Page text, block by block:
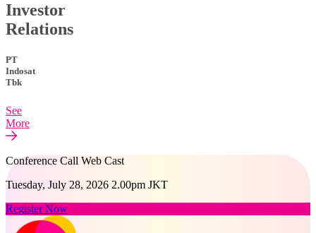
Investor
Relations
PT
Indosat
Tbk
See
More
Conference Call Web Cast
Tuesday, July 28, 2026 2.00pm JKT
Register Now